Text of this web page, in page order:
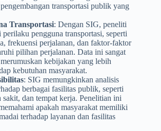
transportasi publik yang
Transportasi: Dengan SIG, peneliti
perilaku pengguna transportasi, seperti
frekuensi perjalanan, dan faktor-faktor
pilihan perjalanan. Data ini sangat
kebijakan yang lebih
kebutuhan masyarakat.
: SIG memungkinkan analisis
berbagai fasilitas publik, seperti
sakit, dan tempat kerja. Penelitian ini
apakah masyarakat memiliki
terhadap layanan dan fasilitas